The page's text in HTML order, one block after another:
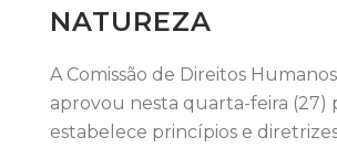
NATUREZA
A Comissão de Direitos
aprovou nesta quarta-feira (27)
estabelece princípios e